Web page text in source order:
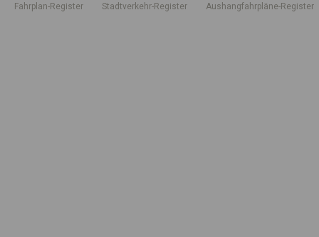
Fahrplan-Register Stadtverkehr-Register Aushangfahrpläne-Register